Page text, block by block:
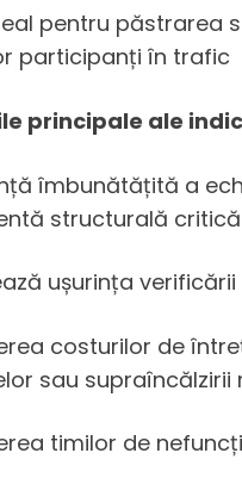
pentru păstrarea
participanți în trafic
principale ale
îmbunătățită a
structurală
ușurința
costurilor de
sau supraîncălzirii
timilor de